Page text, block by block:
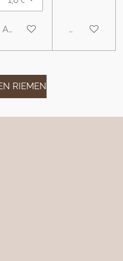
Add to cart Notify me
RIEMEN